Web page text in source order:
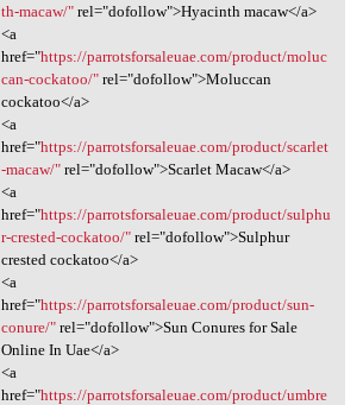
th-macaw/"rel="dofollow">Hyacinth macaw</a>
<a
href="https://parrotsforsaleuae.com/product/moluc
can-cockatoo/"rel="dofollow">Moluccan
cockatoo</a>
<a
href="https://parrotsforsaleuae.com/product/scarlet
-macaw/"rel="dofollow">Scarlet Macaw</a>
<a
href="https://parrotsforsaleuae.com/product/sulphu
r-crested-cockatoo/"rel="dofollow">Sulphur
crested cockatoo</a>
<a
href="https://parrotsforsaleuae.com/product/sun-
conure/"rel="dofollow">Sun Conures for Sale
Online In Uae</a>
<a
href="https://parrotsforsaleuae.com/product/umbre